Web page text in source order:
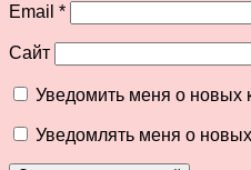
Email *
Сайт
Уведомить меня о новых
Уведомлять меня о